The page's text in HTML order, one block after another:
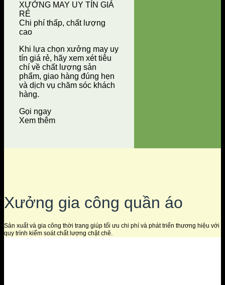
XƯỞNG MAY UY TÍN GIÁ
RẺ
Chi phí thấp, chất lượng
cao
Khi lựa chọn xưởng may uy
tín giá rẻ, hãy xem xét tiêu
chí về chất lượng sản
phẩm, giao hàng đúng hẹn
và dịch vụ chăm sóc khách
hàng.
Gọi ngay
Xem thêm
Xưởng gia công quần áo
Sản xuất và gia công thời trang giúp tối ưu chi phí và phát triển thương hiệu với
quy trình kiểm soát chất lượng chặt chẽ.